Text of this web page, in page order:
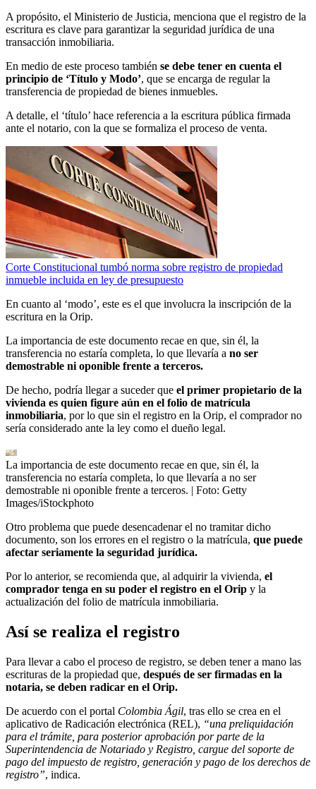
A propósito, el Ministerio de Justicia, menciona que el registro de la
escritura es clave para garantizar la seguridad jurídica de una
transacción inmobiliaria.
En medio de este proceso también se debe tener en cuenta el
principio de ‘Título y Modo’, que se encarga de regular la
transferencia de propiedad de bienes inmuebles.
A detalle, el ‘título’ hace referencia a la escritura pública firmada
ante el notario, con la que se formaliza el proceso de venta.
Corte Constitucional tumbó norma sobre registro de propiedad
inmueble incluida en ley de presupuesto
En cuanto al ‘modo’, este es el que involucra la inscripción de la
escritura en la Orip.
La importancia de este documento recae en que, sin él, la
transferencia no estaría completa, lo que llevaría a no ser
demostrable ni oponible frente a terceros.
De hecho, podría llegar a suceder que el primer propietario de la
vivienda es quien figure aún en el folio de matrícula
inmobiliaria, por lo que sin el registro en la Orip, el comprador no
sería considerado ante la ley como el dueño legal.
La importancia de este documento recae en que, sin él, la
transferencia no estaría completa, lo que llevaría a no ser
demostrable ni oponible frente a terceros. | Foto: Getty
Images/iStockphoto
Otro problema que puede desencadenar el no tramitar dicho
documento, son los errores en el registro o la matrícula, que puede
afectar seriamente la seguridad jurídica.
Por lo anterior, se recomienda que, al adquirir la vivienda, el
comprador tenga en su poder el registro en el Orip y la
actualización del folio de matrícula inmobiliaria.
Así se realiza el registro
Para llevar a cabo el proceso de registro, se deben tener a mano las
escrituras de la propiedad que, después de ser firmadas en la
notaria, se deben radicar en el Orip.
De acuerdo con el portal Colombia Ágil, tras ello se crea en el
aplicativo de Radicación electrónica (REL), “una preliquidación
para el trámite, para posterior aprobación por parte de la
Superintendencia de Notariado y Registro, cargue del soporte de
pago del impuesto de registro, generación y pago de los derechos de
registro”, indica.